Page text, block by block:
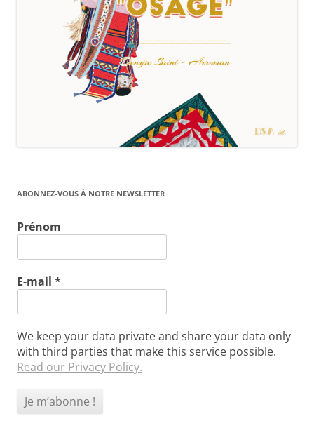
ABONNEZ-VOUS À NOTRE NEWSLETTER
Prénom
E-mail *
We keep your data private and share your data only
with third parties that make this service possible.
Read our Privacy Policy.